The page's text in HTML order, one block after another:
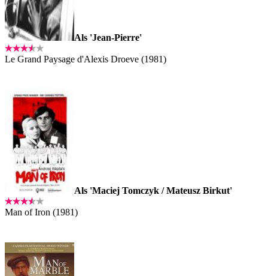
Als 'Jean-Pierre'
Le Grand Paysage d'Alexis Droeve (1981)
Als 'Maciej Tomczyk / Mateusz Birkut'
Man of Iron (1981)